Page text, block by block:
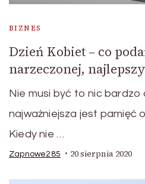
BIZNES
Dzień Kobiet – co
narzeczonej,
Nie musi być to nic bardzo
najważniejsza jest pamięć
Kiedy nie …
Zapnowe285 20 sierpnia 2020